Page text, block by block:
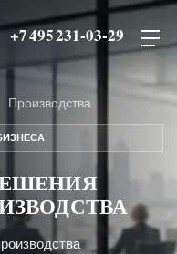
+7 495 231-03-29
Производства